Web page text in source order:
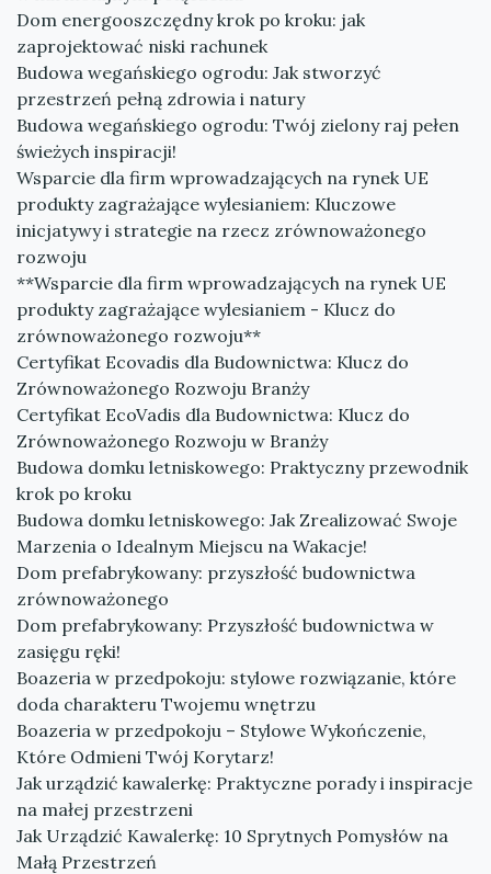
Dom energooszczędny krok po kroku: jak
zaprojektować niski rachunek
Budowa wegańskiego ogrodu: Jak stworzyć
przestrzeń pełną zdrowia i natury
Budowa wegańskiego ogrodu: Twój zielony raj pełen
świeżych inspiracji!
Wsparcie dla firm wprowadzających na rynek UE
produkty zagrażające wylesianiem: Kluczowe
inicjatywy i strategie na rzecz zrównoważonego
rozwoju
**Wsparcie dla firm wprowadzających na rynek UE
produkty zagrażające wylesianiem - Klucz do
zrównoważonego rozwoju**
Certyfikat Ecovadis dla Budownictwa: Klucz do
Zrównoważonego Rozwoju Branży
Certyfikat EcoVadis dla Budownictwa: Klucz do
Zrównoważonego Rozwoju w Branży
Budowa domku letniskowego: Praktyczny przewodnik
krok po kroku
Budowa domku letniskowego: Jak Zrealizować Swoje
Marzenia o Idealnym Miejscu na Wakacje!
Dom prefabrykowany: przyszłość budownictwa
zrównoważonego
Dom prefabrykowany: Przyszłość budownictwa w
zasięgu ręki!
Boazeria w przedpokoju: stylowe rozwiązanie, które
doda charakteru Twojemu wnętrzu
Boazeria w przedpokoju – Stylowe Wykończenie,
Które Odmieni Twój Korytarz!
Jak urządzić kawalerkę: Praktyczne porady i inspiracje
na małej przestrzeni
Jak Urządzić Kawalerkę: 10 Sprytnych Pomysłów na
Małą Przestrzeń